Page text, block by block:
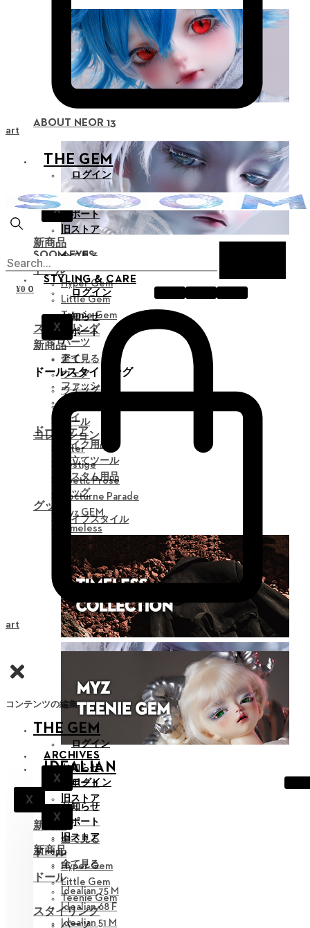
ABOUT NEOR 13
SOOM EYES
STYLING & CARE
ログイン
X
お知らせ
サポート
新商品
全て見る
ドールスタイリング
ファッション
ウィッグ
アイ
ドールケア
メイク用品
組立てツール
カスタム用品
バッグ
グッズ
ライフスタイル
ARCHIVES
X
THE GEM
ログイン
X
お知らせ
サポート
旧ストア
新商品
全て見る
ドール
Hyper Gem
Little Gem
Teenie Gem
スタイリング
パーツ
アイ
ウェア
ウィッグ
ツール
コレクション
Alter
Vestige
Poetic Prose
Nocturne Parade
Myz GEM
Timeless
IDEALIAN
ログイン
X
お知らせ
サポート
旧ストア
新商品
全て見る
ドール
Idealian 75 M
Idealian 68 F
Idealian 51 M
¥0 0
コンテンツの編集
THE GEM
ログイン
X
お知らせ
サポート
旧ストア
新商品
全て見る
ドール
Hyper Gem
Little Gem
Teenie Gem
スタイリング
パーツ